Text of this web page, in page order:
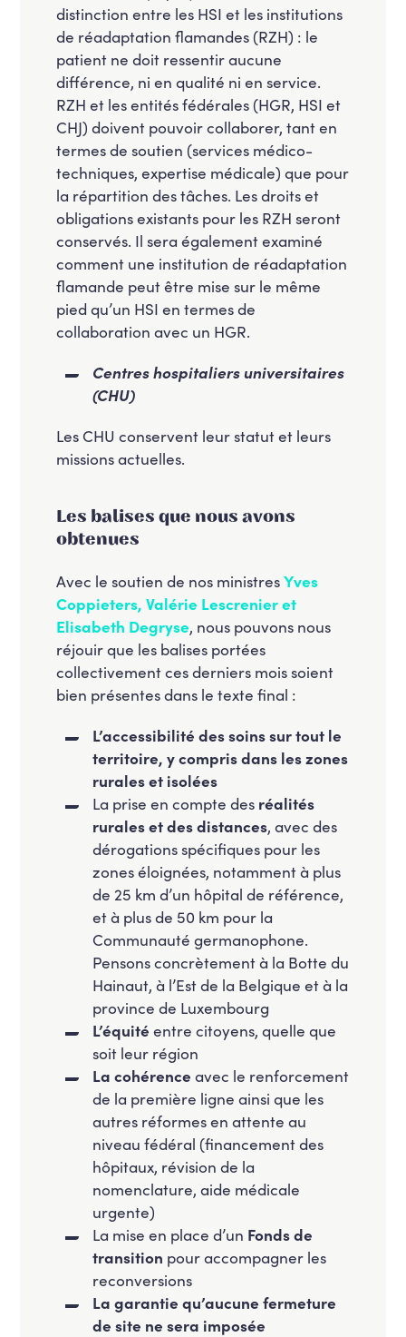
distinction entre les HSI et les institutions
de réadaptation flamandes (RZH) : le
patient ne doit ressentir aucune
différence, ni en qualité ni en service.
RZH et les entités fédérales (HGR, HSI et
CHJ) doivent pouvoir collaborer, tant en
termes de soutien (services médico-
techniques, expertise médicale) que pour
la répartition des tâches. Les droits et
obligations existants pour les RZH seront
conservés. Il sera également examiné
comment une institution de réadaptation
flamande peut être mise sur le même
pied qu’un HSI en termes de
collaboration avec un HGR.
Centres hospitaliers universitaires
(CHU)
Les CHU conservent leur statut et leurs
missions actuelles.
Les balises que nous avons
obtenues
Avec le soutien de nos ministresYves
Coppieters, Valérie Lescrenier et
Elisabeth Degryse, nous pouvons nous
réjouir que les balises portées
collectivement ces derniers mois soient
bien présentes dans le texte final :
L’accessibilité des soins sur tout le
territoire, y compris dans les zones
rurales et isolées
La prise en compte des réalités
rurales et des distances, avec des
dérogations spécifiques pour les
zones éloignées, notamment à plus
de 25 km d’un hôpital de référence,
et à plus de 50 km pour la
Communauté germanophone.
Pensons concrètement à la Botte du
Hainaut, à l’Est de la Belgique et à la
province de Luxembourg
L’équité entre citoyens, quelle que
soit leur région
La cohérence avec le renforcement
de la première ligne ainsi que les
autres réformes en attente au
niveau fédéral (financement des
hôpitaux, révision de la
nomenclature, aide médicale
urgente)
La mise en place d’un Fonds de
transition pour accompagner les
reconversions
La garantie qu’aucune fermeture
de site ne sera imposée